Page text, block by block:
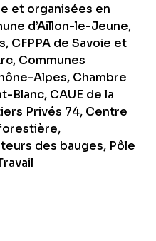
et organisées en
d’Aillon-le-Jeune,
CFPPA de Savoie et
Communes
Alpes, Chambre
Blanc, CAUE de la
Privés 74, Centre
des bauges, Pôle